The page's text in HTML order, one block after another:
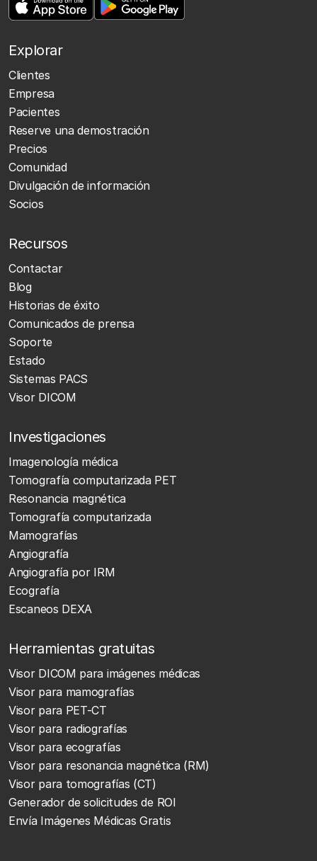
Explorar
Clientes
Empresa
Pacientes
Reserve una demostración
Precios
Comunidad
Divulgación de información
Socios
Recursos
Contactar
Blog
Historias de éxito
Comunicados de prensa
Soporte
Estado
Sistemas PACS
Visor DICOM
Investigaciones
Imagenología médica
Tomografía computarizada PET
Resonancia magnética
Tomografía computarizada
Mamografías
Angiografía
Angiografía por IRM
Ecografía
Escaneos DEXA
Herramientas gratuitas
Visor DICOM para imágenes médicas
Visor para mamografías
Visor para PET-CT
Visor para radiografías
Visor para ecografías
Visor para resonancia magnética (RM)
Visor para tomografías (CT)
Generador de solicitudes de ROI
Envía Imágenes Médicas Gratis